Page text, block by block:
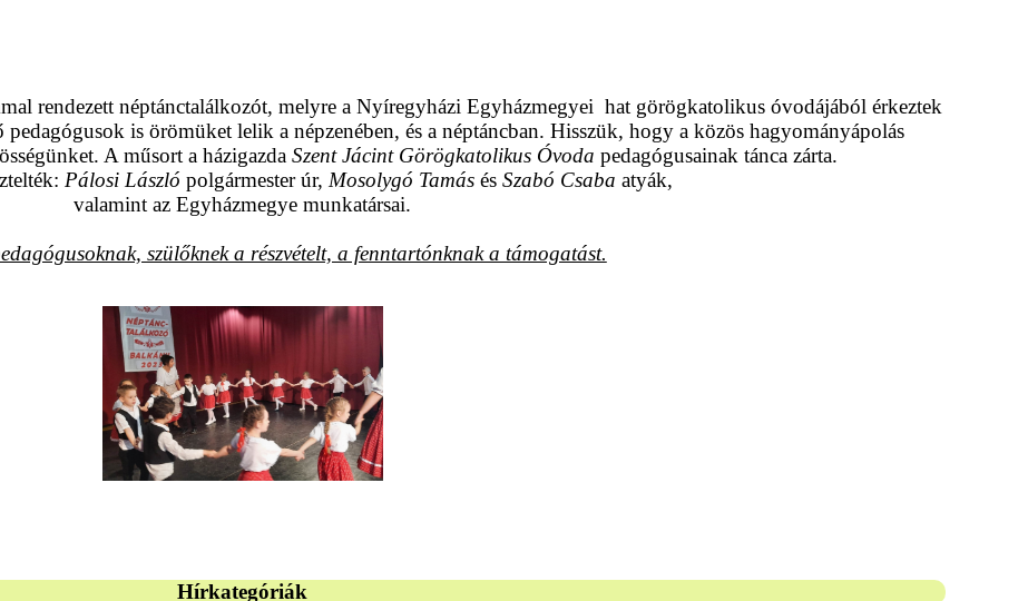
rendezett néptánctalálkozót, melyre a Nyíregyházi Egyházmegyei hat görögkatolikus óvodájából érkeztek
is örömüket lelik a népzenében, és a néptáncban. Hisszük, hogy a közös hagyományápolás
A műsort a házigazda Szent Jácint Görögkatolikus Óvoda pedagógusainak tánca zárta.
Pálosi Lászlópolgármester úr, Mosolygó TamásésSzabó Csaba atyák,
valamint az Egyházmegye munkatársai.
szülőknek a részvételt, a fenntartónknak a támogatást.
Hírkategóriák